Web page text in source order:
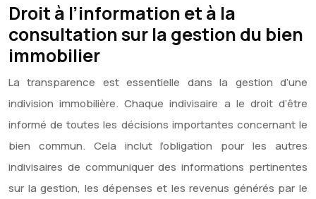
Droit à l’information et à la
consultation sur la gestion du bien
immobilier
La transparence est essentielle dans la gestion d’une
indivision immobilière. Chaque indivisaire a le droit d’être
informé de toutes les décisions importantes concernant le
bien commun. Cela inclut l’obligation pour les autres
indivisaires de communiquer des informations pertinentes
sur la gestion, les dépenses et les revenus générés par le